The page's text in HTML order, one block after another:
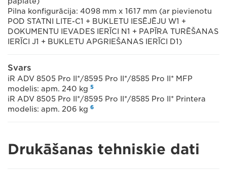
Pilna konfigurācija: 4098 mm x 1617 mm (ar pievienotu
POD STATNI LITE-C1 + BUKLETU IESĒJĒJU W1 +
DOKUMENTU IEVADES IERĪCI N1 + PAPĪRA TURĒŠANAS
IERĪCI J1 + BUKLETU APGRIEŠANAS IERĪCI D1)
Svars
iR ADV 8505 Pro II*/8595 Pro II*/8585 Pro II* MFP
modelis: apm. 240 kg 5
iR ADV 8505 Pro II*/8595 Pro II*/8585 Pro II* Printera
modelis: apm. 206 kg 6
Drukāšanas tehniskie dati